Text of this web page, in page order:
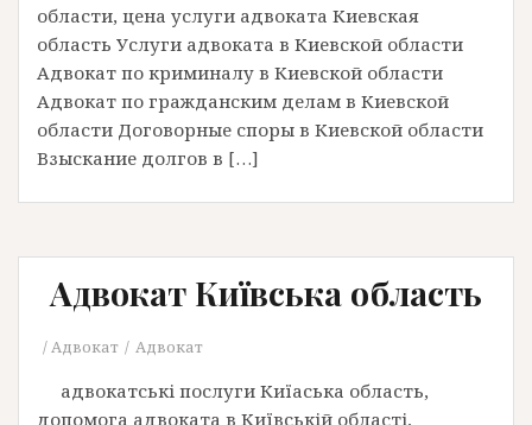
области, цена услуги адвоката Киевская
область Услуги адвоката в Киевской области
Адвокат по криминалу в Киевской области
Адвокат по гражданским делам в Киевской
области Договорные споры в Киевской области
Взыскание долгов в […]
Адвокат Київська область
Адвокат Адвокат
адвокатські послуги Киїаська область,
допомога адвоката в Київській області,